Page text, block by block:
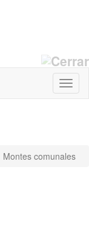
Montes comunales